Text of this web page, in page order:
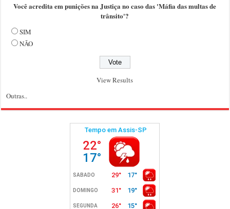
Você acredita em punições na Justiça no caso das 'Máfia das multas de
trânsito'?
SIM
NÃO
View Results
Outras..